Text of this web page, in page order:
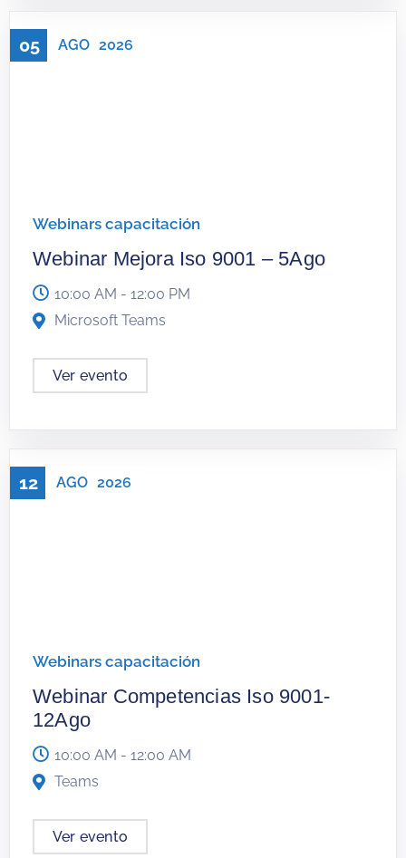
05 AGO 2026
Webinars capacitación
Webinar Mejora Iso 9001 – 5Ago
10:00 AM - 12:00 PM
Microsoft Teams
Ver evento
12 AGO 2026
Webinars capacitación
Webinar Competencias Iso 9001-
12Ago
10:00 AM - 12:00 AM
Teams
Ver evento